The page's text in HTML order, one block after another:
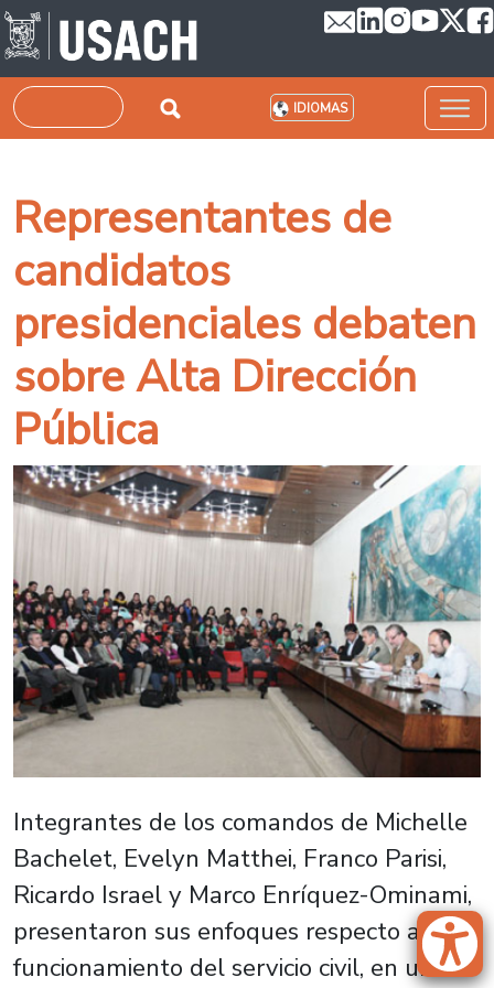
Pasar al contenido principal
Buscar IDIOMAS
Representantes de
candidatos
presidenciales debaten
sobre Alta Dirección
Pública
Integrantes de los comandos de Michelle
Bachelet, Evelyn Matthei, Franco Parisi,
Ricardo Israel y Marco Enríquez-Ominami,
presentaron sus enfoques respecto al
funcionamiento del servicio civil, en un